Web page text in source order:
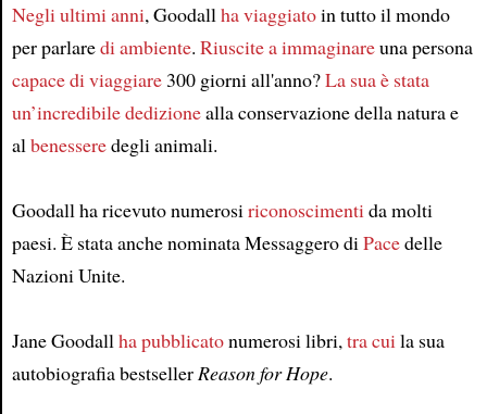
Article
Negli ultimi anni, Goodallha viaggiatoin tutto il mondo
per parlaredi ambiente. Riuscite a immaginareuna persona
capace di viaggiare300 giorni all'anno?La sua è stata
un’incredibile dedizionealla conservazione della natura e
albenesseredegli animali.
Goodall ha ricevuto numerosiriconoscimentida molti
paesi. È stata anche nominata Messaggero diPacedelle
Nazioni Unite.
Jane Goodallha pubblicatonumerosi libri,tra cuila sua
autobiografia bestsellerReason for Hope.